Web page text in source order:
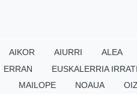
AIKOR AIURRI ALEA
ERRAN EUSKALERRIA
MAILOPE NOAUA